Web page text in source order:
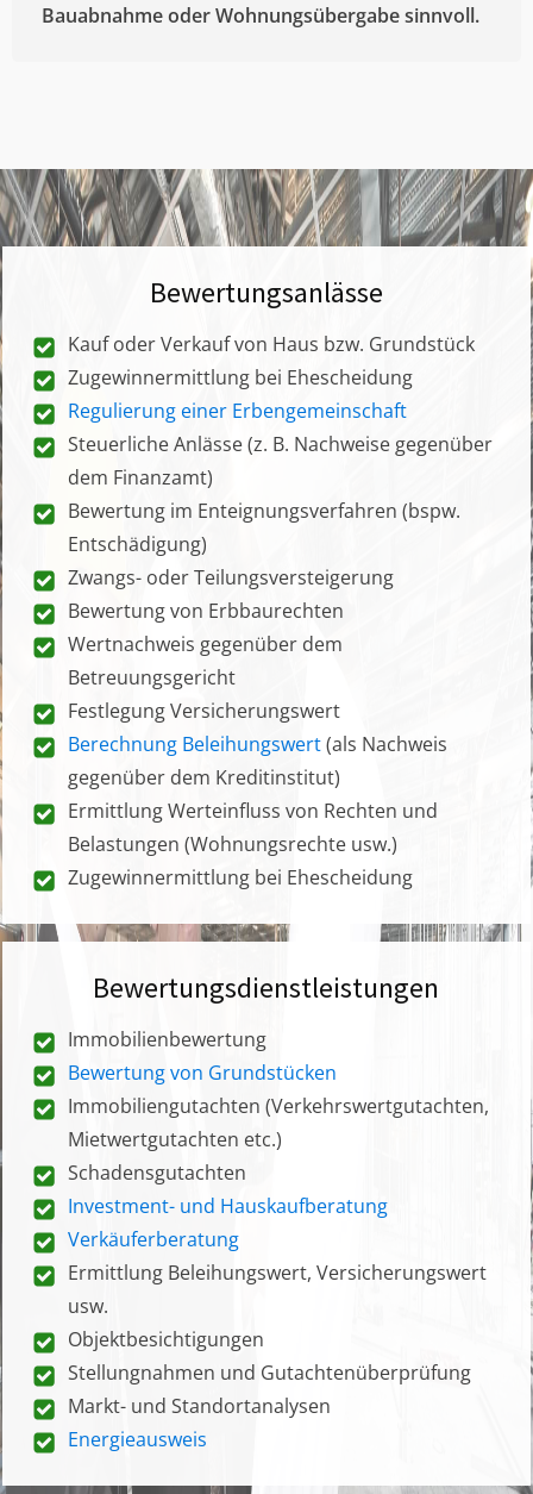
Bauabnahme oder Wohnungsübergabe sinnvoll.
Bewertungsanlässe
Kauf oder Verkauf von Haus bzw. Grundstück
Zugewinnermittlung bei Ehescheidung
Regulierung einer Erbengemeinschaft
Steuerliche Anlässe (z. B. Nachweise gegenüber
dem Finanzamt)
Bewertung im Enteignungsverfahren (bspw.
Entschädigung)
Zwangs- oder Teilungsversteigerung
Bewertung von Erbbaurechten
Wertnachweis gegenüber dem
Betreuungsgericht
Festlegung Versicherungswert
Berechnung Beleihungswert(als Nachweis
gegenüber dem Kreditinstitut)
Ermittlung Werteinfluss von Rechten und
Belastungen (Wohnungsrechte usw.)
Zugewinnermittlung bei Ehescheidung
Bewertungsdienstleistungen
Immobilienbewertung
Bewertung von Grundstücken
Immobiliengutachten (Verkehrswertgutachten,
Mietwertgutachten etc.)
Schadensgutachten
Investment- und Hauskaufberatung
Verkäuferberatung
Ermittlung Beleihungswert, Versicherungswert
usw.
Objektbesichtigungen
Stellungnahmen und Gutachtenüberprüfung
Markt- und Standortanalysen
Energieausweis